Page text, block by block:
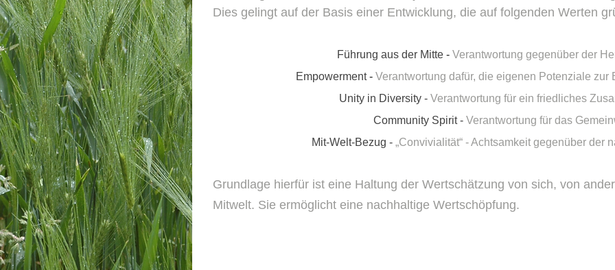
Dies gelingt auf der Basis einer Entwicklung, die auf folgenden Werten
Führung aus der Mitte - Verantwortung gegenüber der
Empowerment-Verantwortung dafür, die eigenen Potenziale zur
Unity in Diversity -Verantwortung für ein friedliches
Community Spirit - Verantwortung für das
Mit-Welt-Bezug - „Convivialität“ - Achtsamkeit gegenüber der
Grundlage hierfür ist eine Haltung der Wertschätzung von sich, von
Mitwelt. Sie ermöglicht eine nachhaltige Wertschöpfung.​​​​​​​​​​​​​